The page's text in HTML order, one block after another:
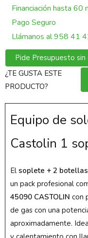
Financiación hasta 60
Pago Seguro
Llámanos al 958 41
Pide Presupuesto
¿TE GUSTA ESTE
PRODUCTO?
Equipo de
Castolin 1
El soplete + 2
un pack profesional
45090 CASTOLIN con
de gas con una
aproximadamente.